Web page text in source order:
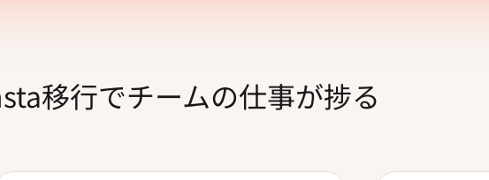
移行でチームの仕事が捗る